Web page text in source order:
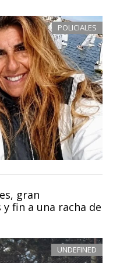
POLICIALES
gran
fin a una racha de
UNDEFINED